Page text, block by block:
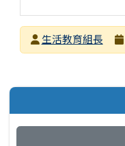
發布者
生活教育組長
左邊區域內容